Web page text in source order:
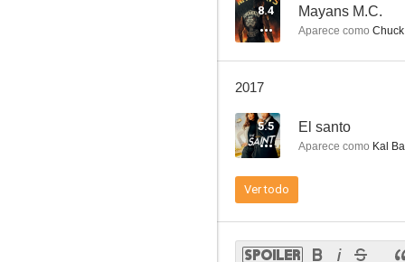
8.4 Mayans M.C.
Aparece como
2017
5.5 El santo
Aparece como Kal
Ver todo